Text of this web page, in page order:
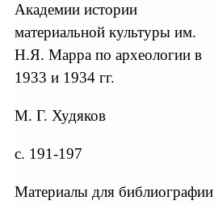
Академии истории
материальной культуры им.
Н.Я. Марра по археологии в
1933 и 1934 гг.
М. Г. Худяков
с. 191-197
Материалы для библиографии